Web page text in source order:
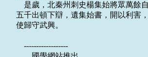
是歲，北秦州刺史楊集始將眾萬
五千出頓下辯，遺集始書，開以利害
使歸守武興。
    ------------------